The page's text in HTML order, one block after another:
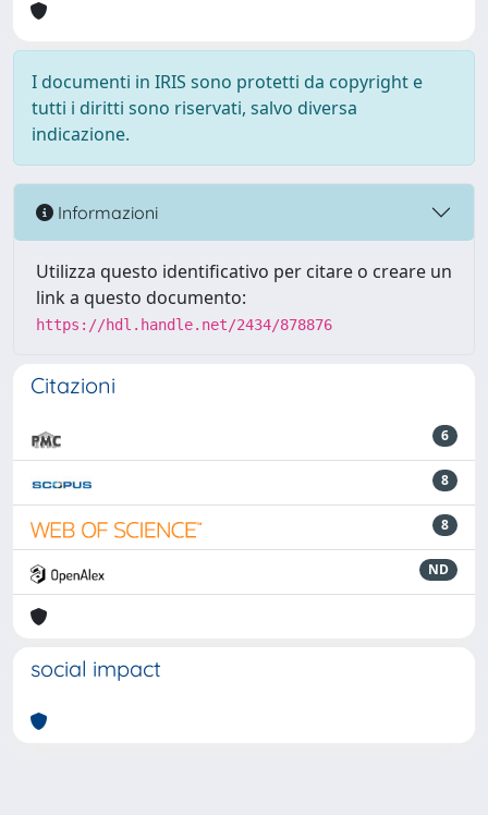
I documenti in IRIS sono protetti da copyright e
tutti i diritti sono riservati, salvo diversa
indicazione.
Informazioni
Utilizza questo identificativo per citare o creare un
link a questo documento:
https://hdl.handle.net/2434/878876
Citazioni
6
8
8
ND
social impact